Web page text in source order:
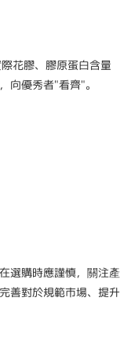
花膠、膠原蛋白含量
向優秀者"看齊"。
選購時應謹慎，關注產
善對於規範市場、提升